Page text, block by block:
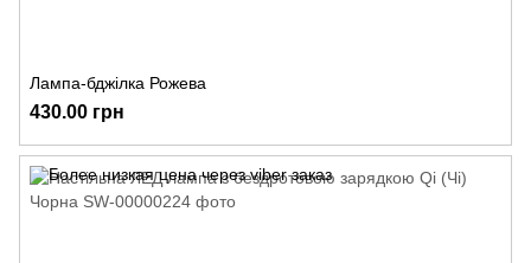
Лампа-бджілка Рожева
430.00 грн